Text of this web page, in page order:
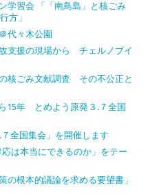
学習会 「「南鳥島」と核ごみ
方」
代々木公園
支援の現場から チェルノブイ
核ごみ文献調査 その不公正と
15年 とめよう原発３.７全国
全国集会」を開催します
は本当にできるのか」をテー
根本的議論を求める要望書」